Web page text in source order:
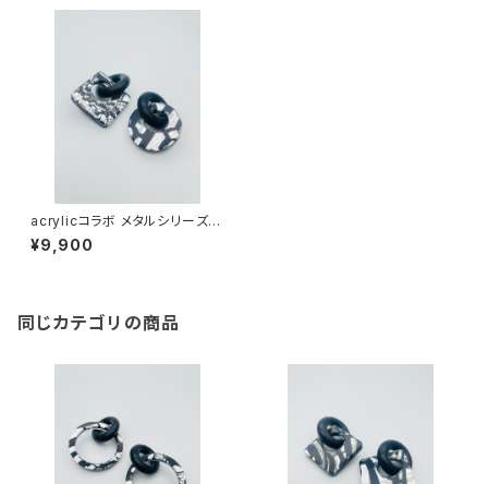
acrylicコラボ メタルシリーズ
（ブラック系）AMB-MM24003
¥9,900
同じカテゴリの商品